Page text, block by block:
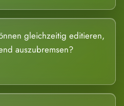
gleichzeitig editieren,
auszubremsen?